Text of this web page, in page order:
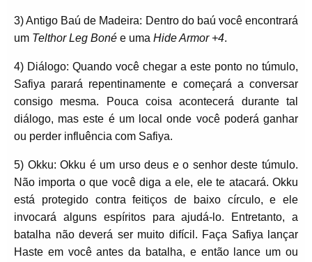
3) Antigo Baú de Madeira: Dentro do baú você encontrará
um Telthor Leg Boné e uma Hide Armor +4.
4) Diálogo: Quando você chegar a este ponto no túmulo,
Safiya parará repentinamente e começará a conversar
consigo mesma. Pouca coisa acontecerá durante tal
diálogo, mas este é um local onde você poderá ganhar
ou perder influência com Safiya.
5) Okku: Okku é um urso deus e o senhor deste túmulo.
Não importa o que você diga a ele, ele te atacará. Okku
está protegido contra feitiços de baixo círculo, e ele
invocará alguns espíritos para ajudá-lo. Entretanto, a
batalha não deverá ser muito difícil. Faça Safiya lançar
Haste em você antes da batalha, e então lance um ou